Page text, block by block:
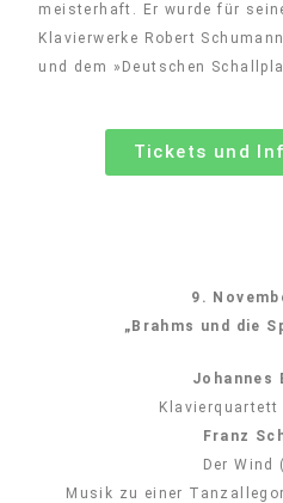
meisterhaft. Er wurde für
Klavierwerke Robert
und dem »Deutschen
Tickets und
9.
„Brahms und die
Johannes
Klavierquartett
Franz
Der Wind
Musik zu einer